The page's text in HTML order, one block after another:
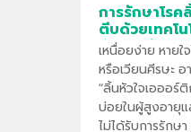
การรักษาโรค
ตีบด้วยเทคโน
ต้องผ่าตัด
เหนื่อยง่าย หายใ
หรือเวียนศีรษะ
“ลิ้นหัวใจเอออร์
บ่อยในผู้สูงอายุแ
ไม่ได้รับการรักษา